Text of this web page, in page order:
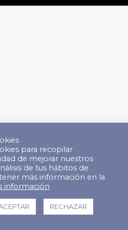
para recopilar
de mejorar nuestros
de tus hábitos de
más información en la
información
RECHAZAR